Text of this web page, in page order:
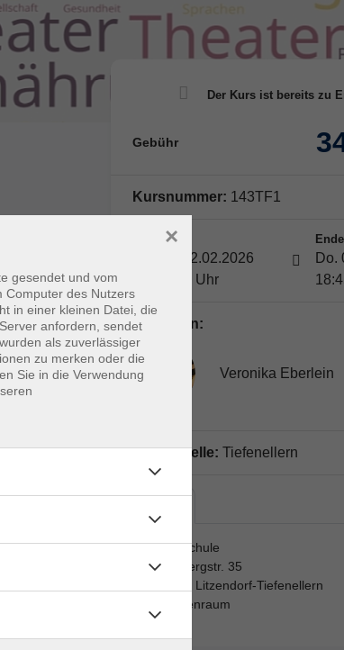
der
Gebühr
Kursnummer: 143TF1
Start
Do. 12.02.2026
17:45 Uhr
Ende
Do.
Dozent*in:
Veronika Eberlein
Außenstelle: Tiefenellern
Alte Schule
Ellerbergstr. 35
96123 Litzendorf-Tiefenellern
Klassenraum
gesendet und vom
Computer des Nutzers
in einer kleinen Datei, die
anfordern, sendet
als zuverlässiger
zu merken oder die
Sie in die Verwendung
×